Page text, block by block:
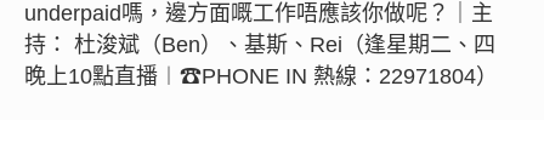
underpaid嗎，邊方面嘅工作唔應該你做呢？｜主
持： 杜浚斌（Ben）、基斯、Rei（逢星期二、四
晚上10點直播︱☎PHONE IN 熱線：22971804）